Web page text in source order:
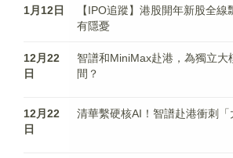
1月12日
【IPO追蹤】港股開年新股全
有隱憂
12月22
日
智譜和MiniMax赴港，為獨立大
間？
12月22
日
清華繫硬核AI！智譜赴港衝刺「